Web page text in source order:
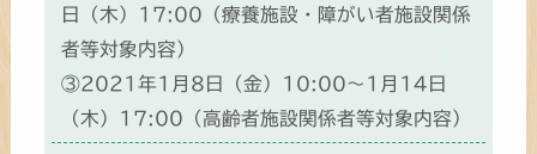
日（木）17:00（療養施設・障がい者施設関係
者等対象内容）
③2021年1月8日（金）10:00～1月14日
（木）17:00（高齢者施設関係者等対象内容）